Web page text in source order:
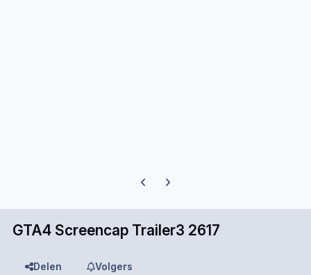
Previous carousel slide
Next carousel slide
GTA4 Screencap Trailer3 2617
Delen
Volgers